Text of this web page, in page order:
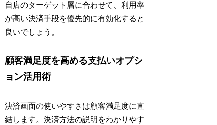
自店のターゲット層に合わせて、利用率
が高い決済手段を優先的に有効化すると
良いでしょう。
顧客満足度を高める支払いオプシ
ョン活用術
決済画面の使いやすさは顧客満足度に直
結します。決済方法の説明をわかりやす